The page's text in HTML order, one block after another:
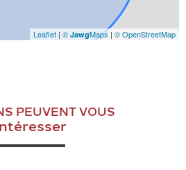
Leaflet | © JawgMaps | © OpenStreetMap
PEUVENT VOUS